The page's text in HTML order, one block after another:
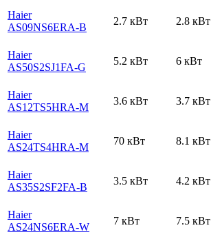
Haier
AS09NS6ERA-B
2.7 кВт 2.8 кВт
Haier
AS50S2SJ1FA-G
5.2 кВт 6 кВт
Haier
AS12TS5HRA-M
3.6 кВт 3.7 кВт
Haier
AS24TS4HRA-M
70 кВт 8.1 кВт
Haier
AS35S2SF2FA-B
3.5 кВт 4.2 кВт
Haier
AS24NS6ERA-W
7 кВт 7.5 кВт